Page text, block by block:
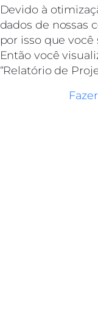
Devido à
dados de nossas
por isso que
Então você
“Relatório de